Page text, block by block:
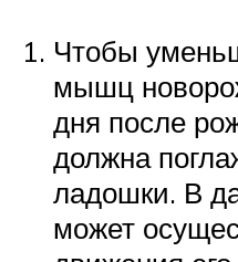
Чтобы
мышц
дня после
должна
ладошки. В
может